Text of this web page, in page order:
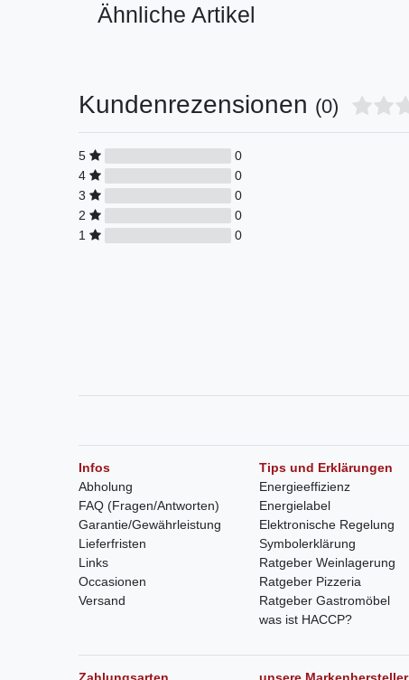
Ähnliche Artikel
Kundenrezensionen (0)
5
0
4
0
3
0
2
0
1
0
Infos
Abholung
FAQ (Fragen/Antworten)
Garantie/Gewährleistung
Lieferfristen
Links
Occasionen
Versand
Tips und Erklärungen
Energieeffizienz
Energielabel
Elektronische Regelung
Symbolerklärung
Ratgeber Weinlagerung
Ratgeber Pizzeria
Ratgeber Gastromöbel
was ist HACCP?